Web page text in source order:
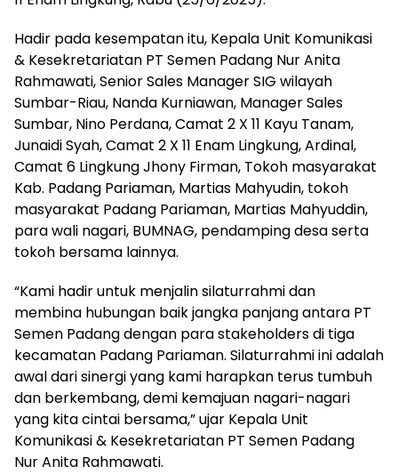
Hadir pada kesempatan itu, Kepala Unit Komunikasi
& Kesekretariatan PT Semen Padang Nur Anita
Rahmawati, Senior Sales Manager SIG wilayah
Sumbar-Riau, Nanda Kurniawan, Manager Sales
Sumbar, Nino Perdana, Camat 2 X 11 Kayu Tanam,
Junaidi Syah, Camat 2 X 11 Enam Lingkung, Ardinal,
Camat 6 Lingkung Jhony Firman, Tokoh masyarakat
Kab. Padang Pariaman, Martias Mahyudin, tokoh
masyarakat Padang Pariaman, Martias Mahyuddin,
para wali nagari, BUMNAG, pendamping desa serta
tokoh bersama lainnya.
“Kami hadir untuk menjalin silaturrahmi dan
membina hubungan baik jangka panjang antara PT
Semen Padang dengan para stakeholders di tiga
kecamatan Padang Pariaman. Silaturrahmi ini adalah
awal dari sinergi yang kami harapkan terus tumbuh
dan berkembang, demi kemajuan nagari-nagari
yang kita cintai bersama,” ujar Kepala Unit
Komunikasi & Kesekretariatan PT Semen Padang
Nur Anita Rahmawati.